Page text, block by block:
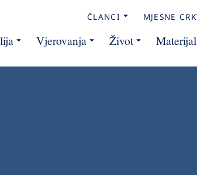
ČLANCI MJESNE
Vjerovanja Život